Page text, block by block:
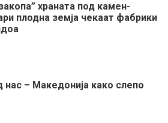
храната под камен-
плодна земја чекаат фабрики
– Македонија како слепо